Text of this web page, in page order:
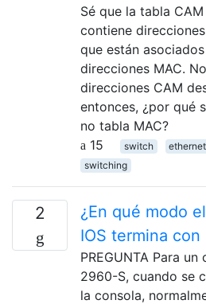
Sé que la tabla
contiene
que están
direcciones MAC.
direcciones CAM
entonces, ¿por qué
no tabla MAC?
15
switch ethernet
switching
2
¿En qué modo
IOS termina
PREGUNTA Para
2960-S, cuando se
la consola,